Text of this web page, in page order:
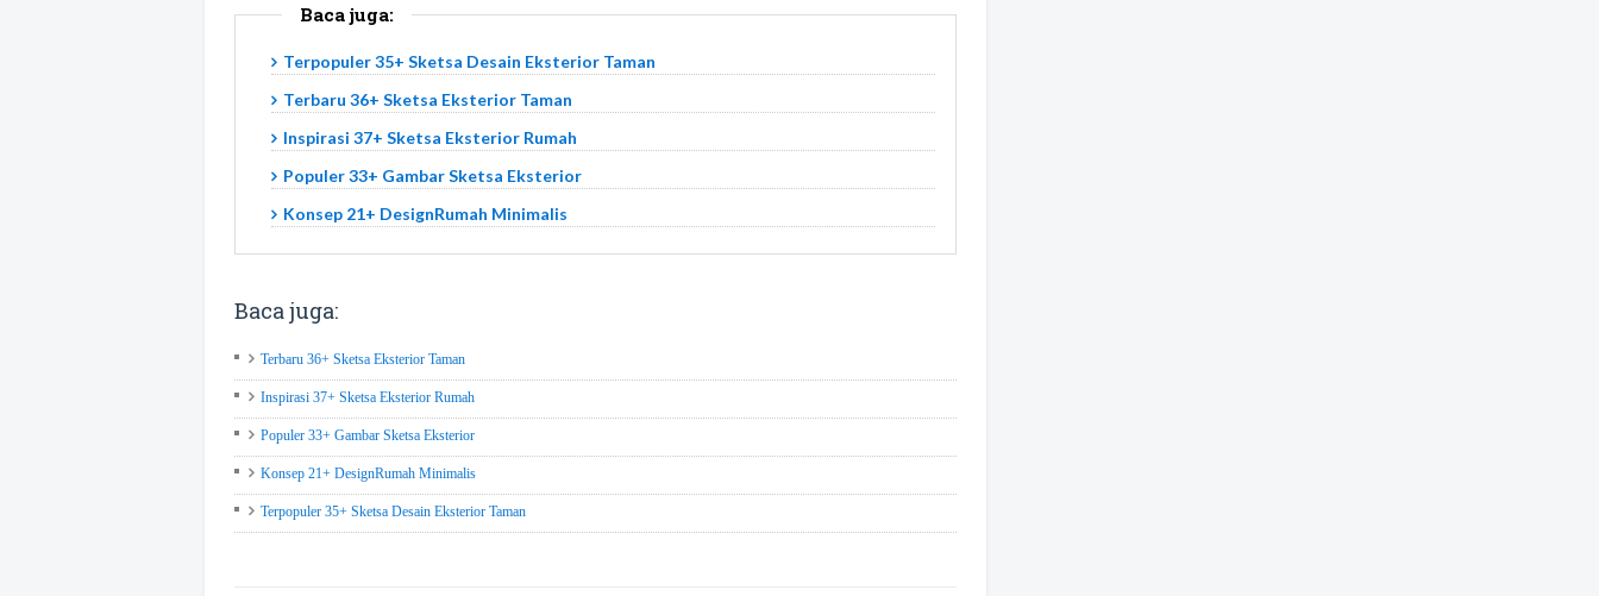
Baca juga:
Terpopuler 35+ Sketsa Desain Eksterior Taman
Terbaru 36+ Sketsa Eksterior Taman
Inspirasi 37+ Sketsa Eksterior Rumah
Populer 33+ Gambar Sketsa Eksterior
Konsep 21+ DesignRumah Minimalis
Baca juga:
Terbaru 36+ Sketsa Eksterior Taman
Inspirasi 37+ Sketsa Eksterior Rumah
Populer 33+ Gambar Sketsa Eksterior
Konsep 21+ DesignRumah Minimalis
Terpopuler 35+ Sketsa Desain Eksterior Taman